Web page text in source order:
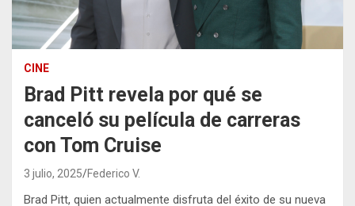
CINE
Brad Pitt revela por qué se
canceló su película de carreras
con Tom Cruise
3 julio, 2025 Federico V.
Brad Pitt, quien actualmente disfruta del éxito de su nueva